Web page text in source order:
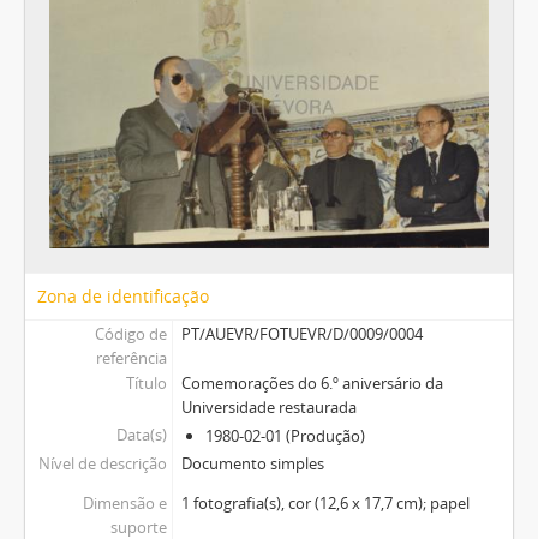
Zona de identificação
Código de
referência
PT/AUEVR/FOTUEVR/D/0009/0004
Título
Comemorações do 6.º aniversário da
Universidade restaurada
Data(s)
1980-02-01 (Produção)
Nível de descrição
Documento simples
Dimensão e
suporte
1 fotografia(s), cor (12,6 x 17,7 cm); papel